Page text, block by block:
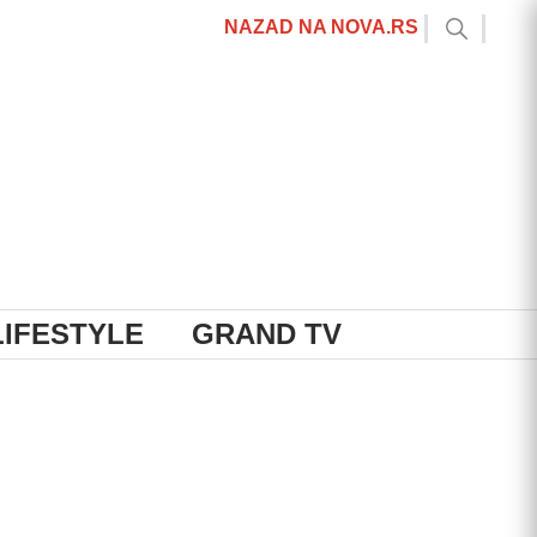
NAZAD NA NOVA.RS
GRAND TV